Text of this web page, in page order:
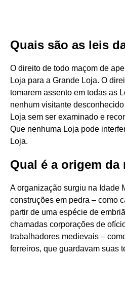
Quais são as leis
O direito de todo maçom de
Loja para a Grande Loja. O
tomarem assento em todas as
nenhum visitante
Loja sem ser examinado e
Que nenhuma Loja pode
Loja.
Qual é a origem da
A organização surgiu na Idade
construções em pedra – como
partir de uma espécie de
chamadas corporações de
trabalhadores medievais –
ferreiros, que guardavam suas